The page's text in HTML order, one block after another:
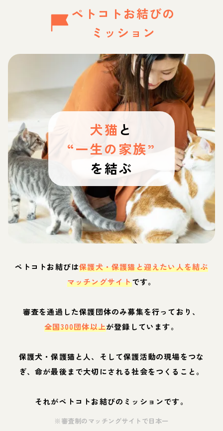
ペトコトお結びの
ミッション
犬猫 と
“一生の家族”
を結ぶ
ペトコトお結びは保護犬・保護猫と迎えたい人を結ぶ
マッチングサイトです。
審査を通過した保護団体のみ募集を行っており、
全国300団体以上が登録しています。
保護犬・保護猫と人、そして保護活動の現場をつな
ぎ、命が最後まで大切にされる社会をつくること。
それがペトコトお結びのミッションです。
※審査制のマッチングサイトで日本一